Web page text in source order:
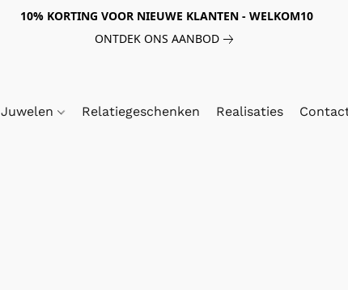
10% KORTING VOOR NIEUWE KLANTEN - WELKOM10
ONTDEK ONS AANBOD
Juwelen Relatiegeschenken Realisaties